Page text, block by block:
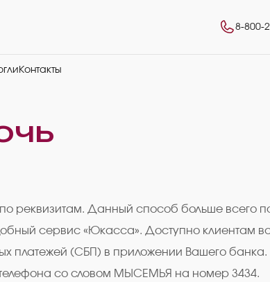
8-800-
Контакты
реквизитам. Данный способ больше всего
сервис «Юкасса». Доступно клиентам
платежей (СБП) в приложении Вашего банка.
со словом МЫСЕМЬЯ на номер 3434.